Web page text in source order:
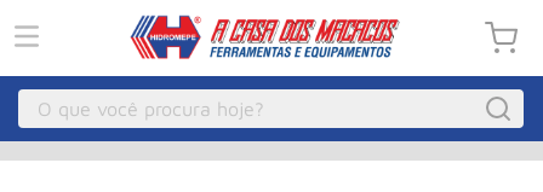
O que você procura hoje?